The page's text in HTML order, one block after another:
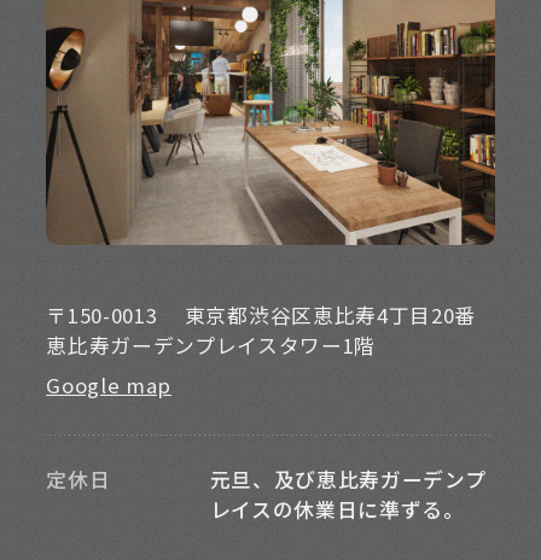
〒150-0013
東京都渋谷区恵比寿4丁目20番
恵比寿ガーデンプレイスタワー1階
Google map
定休日
元旦、及び恵比寿ガーデンプ
レイスの休業日に準ずる。